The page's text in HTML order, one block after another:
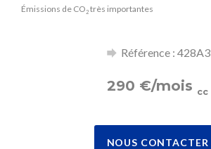
Émissions de CO2 très importantes
Référence : 428A3
290 €/mois cc
NOUS CONTACTER